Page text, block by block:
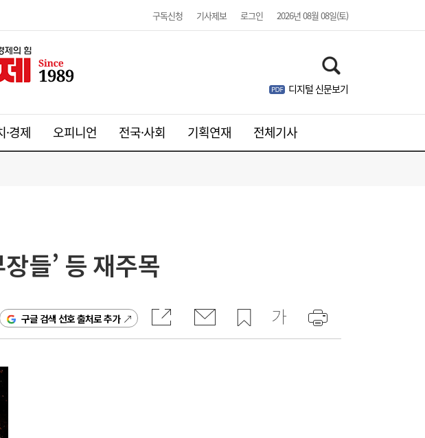
구독신청 기사제보 로그인 2026년 08월 08일(토)
디지털 신문보기
·경제 오피니언 전국·사회 기획연재 전체기사
들’ 등 재주목
구글 검색 선호 출처로 추가
율 정청래 역전